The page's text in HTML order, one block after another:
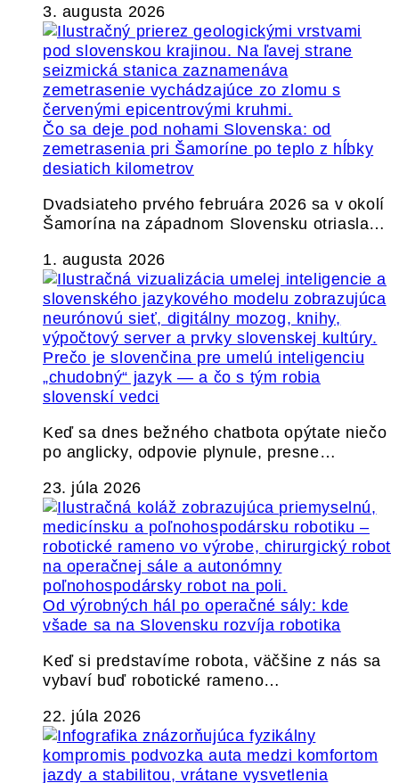
3. augusta 2026
Čo sa deje pod nohami Slovenska: od
zemetrasenia pri Šamoríne po teplo z hĺbky
desiatich kilometrov
Dvadsiateho prvého februára 2026 sa v okolí
Šamorína na západnom Slovensku otriasla…
1. augusta 2026
Prečo je slovenčina pre umelú inteligenciu
„chudobný“ jazyk — a čo s tým robia
slovenskí vedci
Keď sa dnes bežného chatbota opýtate niečo
po anglicky, odpovie plynule, presne…
23. júla 2026
Od výrobných hál po operačné sály: kde
všade sa na Slovensku rozvíja robotika
Keď si predstavíme robota, väčšine z nás sa
vybaví buď robotické rameno…
22. júla 2026